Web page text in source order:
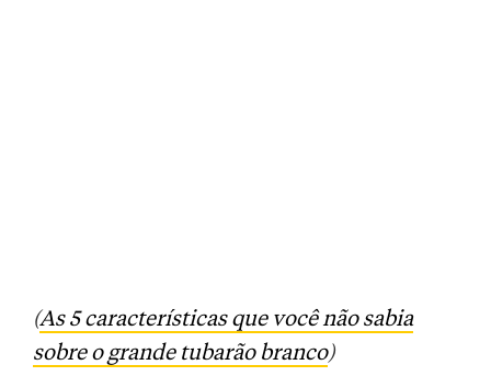
(As 5 características que você não sabia
sobre o grande tubarão branco)